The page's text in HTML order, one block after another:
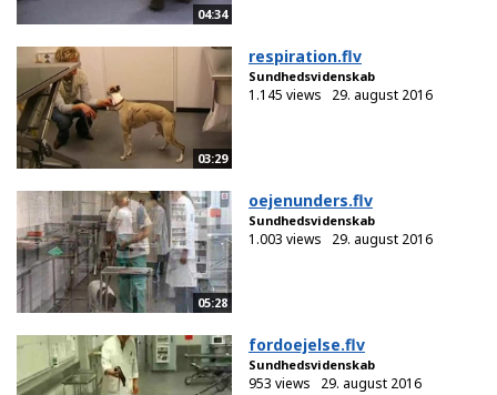
04:34
03:29
respiration.flv
Sundhedsvidenskab
1.145 views 29. august 2016
05:28
oejenunders.flv
Sundhedsvidenskab
1.003 views 29. august 2016
fordoejelse.flv
Sundhedsvidenskab
953 views 29. august 2016